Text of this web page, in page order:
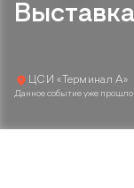
ЦСИ «Терминал А»
Данное событие уже прошло